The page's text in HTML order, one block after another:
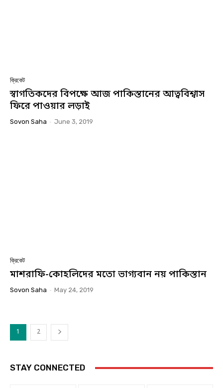
ক্রিকেট
স্বাগতিকদের বিপক্ষে আজ পাকিস্তানের আত্ববিশ্বাস
ফিরে পাওয়ার লড়াই
Sovon Saha - June 3, 2019
ক্রিকেট
মাশরাফি-কোহলিদের মতো ভাগ্যবান নয় পাকিস্তান
Sovon Saha - May 24, 2019
1 2
STAY CONNECTED